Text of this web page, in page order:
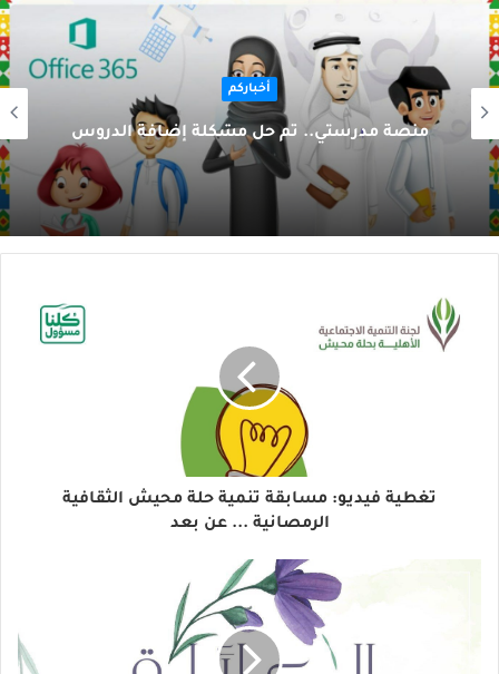
أخباركم
منصة مدرستي.. تم حل مشكلة إضافة الدروس
تغطية فيديو: مسابقة تنمية حلة محيش الثقافية
الرمصانية ... عن بعد